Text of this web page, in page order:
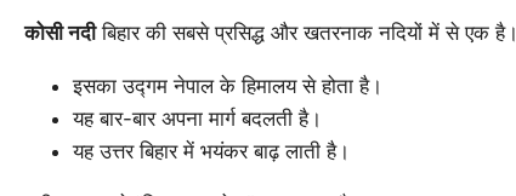
कोसी नदीबिहार की सबसे प्रसिद्ध और खतरनाक नदियों में से एक है।
इसका उद्गम नेपाल के हिमालय से होता है।
यह बार-बार अपना मार्ग बदलती है।
यह उत्तर बिहार में भयंकर बाढ़ लाती है।